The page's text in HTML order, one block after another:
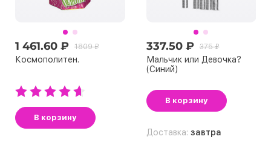
1 461.60 ₽ 1809 ₽
Космополитен.
В корзину
337.50 ₽ 375 ₽
Мальчик или Девочка?
(Синий)
В корзину
Доставка: завтра